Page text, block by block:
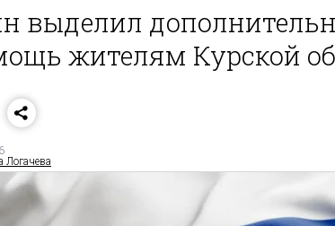
выделил
жителям Курской
Логачева